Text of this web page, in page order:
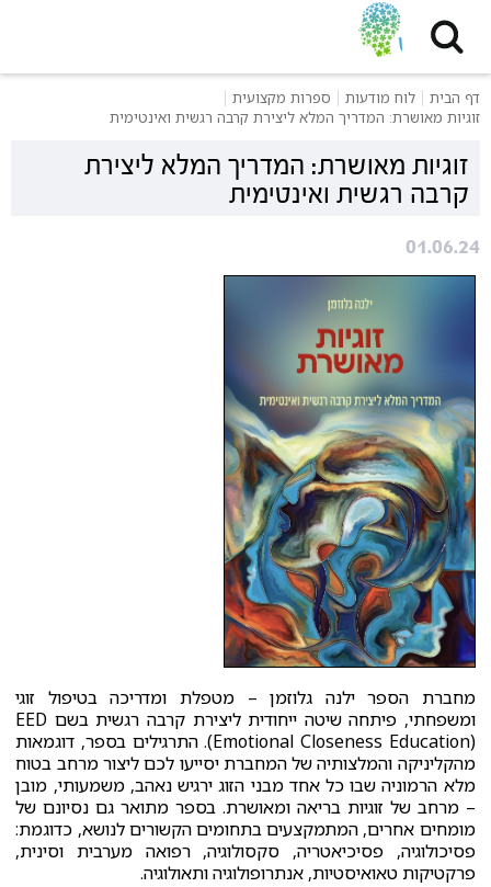
דף הבית לוח מודעות
ספרות מקצועית
זוגיות מאושרת: המדריך המלא ליצירת קרבה רגשית ואינטימית
זוגיות מאושרת: המדריך המלא ליצירת
קרבה רגשית ואינטימית
01.06.24
מחברת הספר ילנה גלוזמן – מטפלת ומדריכה בטיפול זוגי
ומשפחתי, פיתחה שיטה ייחודית ליצירת קרבה רגשית בשם EED
(Emotional Closeness Education). התרגילים בספר, דוגמאות
מהקליניקה והמלצותיה של המחברת יסייעו לכם ליצור מרחב בטוח
מלא הרמוניה שבו כל אחד מבני הזוג ירגיש נאהב, משמעותי, מובן
– מרחב של זוגיות בריאה ומאושרת. בספר מתואר גם נסיונם של
מומחים אחרים, המתמקצעים בתחומים הקשורים לנושא, כדוגמת:
פסיכולוגיה, פסיכיאטריה, סקסולוגיה, רפואה מערבית וסינית,
פרקטיקות טאואיסטיות, אנתרופולוגיה ותאולוגיה.